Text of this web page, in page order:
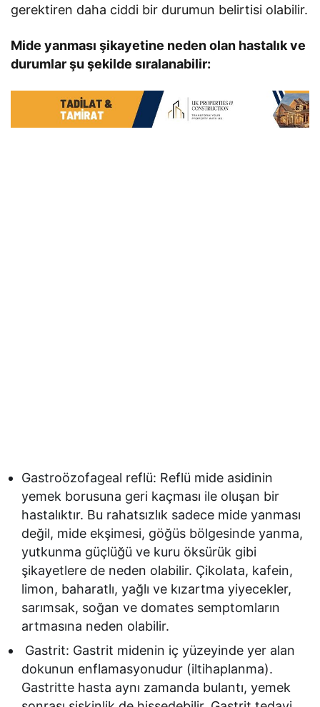
gerektiren daha ciddi bir durumun belirtisi olabilir.
Mide yanması şikayetine neden olan hastalık ve
durumlar şu şekilde sıralanabilir:
Gastroözofageal reflü: Reflü mide asidinin
yemek borusuna geri kaçması ile oluşan bir
hastalıktır. Bu rahatsızlık sadece mide yanması
değil, mide ekşimesi, göğüs bölgesinde yanma,
yutkunma güçlüğü ve kuru öksürük gibi
şikayetlere de neden olabilir. Çikolata, kafein,
limon, baharatlı, yağlı ve kızartma yiyecekler,
sarımsak, soğan ve domates semptomların
artmasına neden olabilir.
Gastrit: Gastrit midenin iç yüzeyinde yer alan
dokunun enflamasyonudur (iltihaplanma).
Gastritte hasta aynı zamanda bulantı, yemek